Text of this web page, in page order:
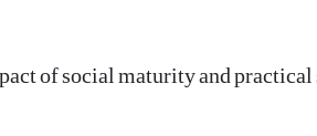
of social maturity and